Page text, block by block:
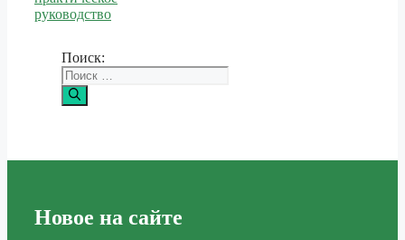
руководство
Поиск:
Новое на сайте